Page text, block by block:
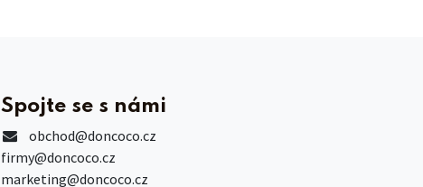
Spojte se s námi
obchod@doncoco.cz
firmy@doncoco.cz
marketing@doncoco.cz